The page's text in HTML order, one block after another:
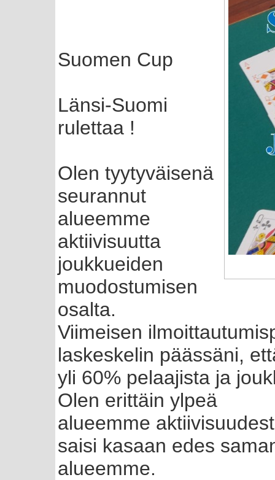
Suomen Cup
Länsi-Suomi
rulettaa !
Olen tyytyväisenä
seurannut
alueemme
aktiivisuutta
joukkueiden
muodostumisen
osalta.
Viimeisen
laskeskelin päässäni,
yli 60% pelaajista ja
Olen erittäin ylpeä
alueemme
saisi kasaan edes
alueemme.